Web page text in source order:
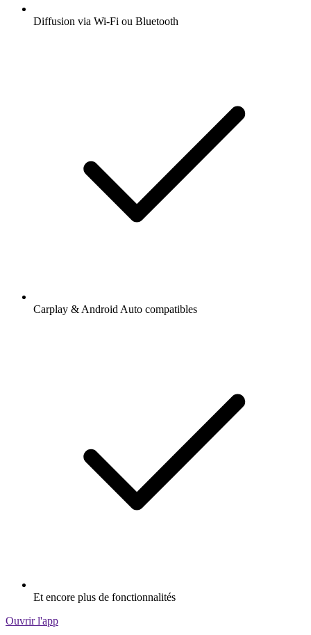
Diffusion via Wi-Fi ou Bluetooth
Carplay & Android Auto compatibles
Et encore plus de fonctionnalités
Ouvrir l'app